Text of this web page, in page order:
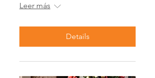
Leer más
Details